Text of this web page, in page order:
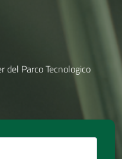
Parco Tecnologico